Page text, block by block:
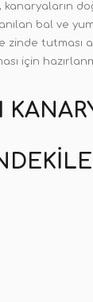
kanaryaların
bal ve
zinde tutması
için